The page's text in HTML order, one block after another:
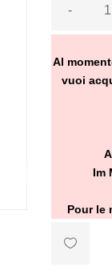
-
Al
vuoi
Im
Pour le